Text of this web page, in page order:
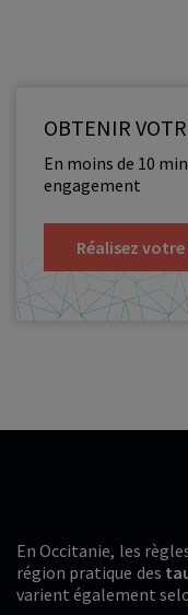
OBTENIR
En moins de 10
engagement
Réalisez
En Occitanie, les
région pratique des
varient également